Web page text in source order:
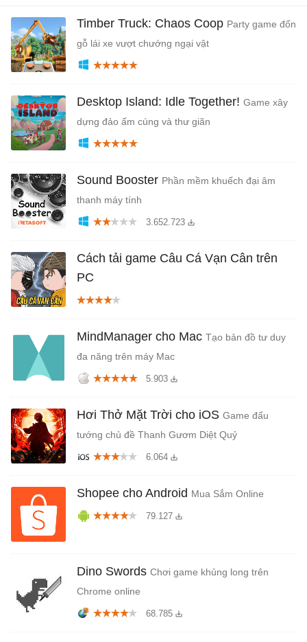
Timber Truck: Chaos Coop Party game đốn
gỗ lái xe vượt chướng ngại vật
Desktop Island: Idle Together! Game xây
dựng đảo ấm cúng và thư giãn
Sound Booster Phần mềm khuếch đại âm
thanh máy tính
3.652.723
Cách tải game Câu Cá Vạn Cân trên
PC
MindManager cho Mac Tạo bản đồ tư duy
đa năng trên máy Mac
5.903
Hơi Thở Mặt Trời cho iOS Game đấu
tướng chủ đề Thanh Gươm Diệt Quỷ
6.064
Shopee cho Android Mua Sắm Online
79.127
Dino Swords Chơi game khủng long trên
Chrome online
68.785